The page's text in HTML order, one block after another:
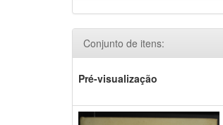
Conjunto de itens:
Pré-visualização